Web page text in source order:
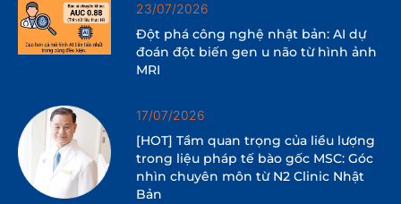
23/07/2026
Đột phá công nghệ nhật bản: AI dự
đoán đột biến gen u não từ hình ảnh
MRI
17/07/2026
[HOT] Tầm quan trọng của liều lượng
trong liệu pháp tế bào gốc MSC: Góc
nhìn chuyên môn từ N2 Clinic Nhật
Bản